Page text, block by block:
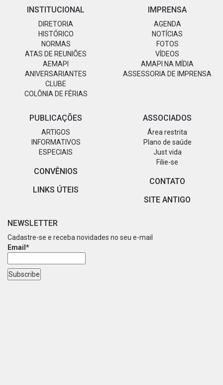
INSTITUCIONAL
DIRETORIA
HISTÓRICO
NORMAS
ATAS DE REUNIÕES
AEMAPI
ANIVERSARIANTES
CLUBE
COLÔNIA DE FÉRIAS
IMPRENSA
AGENDA
NOTÍCIAS
FOTOS
VÍDEOS
AMAPI NA MÍDIA
ASSESSORIA DE IMPRENSA
PUBLICAÇÕES
ARTIGOS
INFORMATIVOS
ESPECIAIS
CONVÊNIOS
LINKS ÚTEIS
ASSOCIADOS
Área restrita
Plano de saúde
Just vida
Filie-se
CONTATO
SITE ANTIGO
NEWSLETTER
Cadastre-se e receba novidades no seu e-mail
Email*